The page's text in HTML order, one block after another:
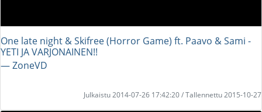
One late night & Skifree (Horror Game) ft. Paavo & Sami -
YETI JA VARJONAINEN!!
― ZoneVD
Julkaistu 2014-07-26 17:42:20 / Tallennettu 2015-10-27